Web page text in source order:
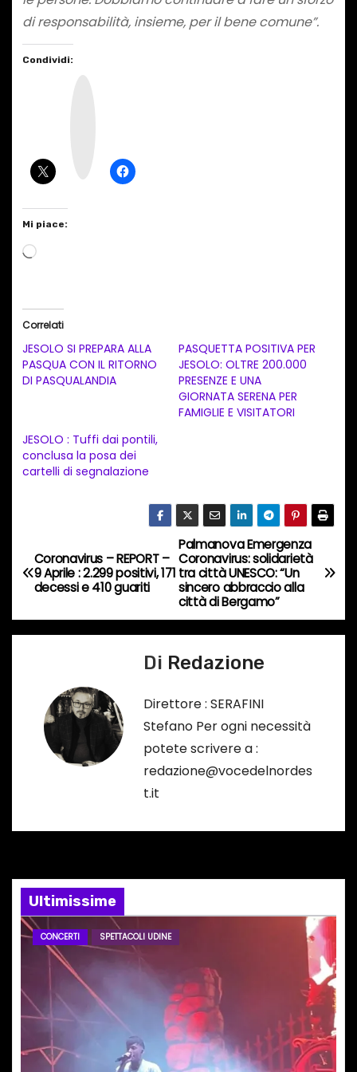
di responsabilità, insieme, per il bene comune”.
Condividi:
Mi piace:
C
a
m
t
o
o
r
Correlati
JESOLO SI PREPARA ALLA
PASQUA CON IL RITORNO
DI PASQUALANDIA
PASQUETTA POSITIVA PER
JESOLO: OLTRE 200.000
PRESENZE E UNA
GIORNATA SERENA PER
FAMIGLIE E VISITATORI
JESOLO : Tuffi dai pontili,
conclusa la posa dei
cartelli di segnalazione
N
a
v
e
a
t
i
c
Palmanova Emergenza
Coronavirus: solidarietà
tra città UNESCO: “Un
sincero abbraccio alla
città di Bergamo”
Coronavirus – REPORT –
9 Aprile : 2.299 positivi, 171
decessi e 410 guariti
Di Redazione
Direttore : SERAFINI
Stefano Per ogni necessità
potete scrivere a :
redazione@vocedelnordes
t.it
Ultimissime
CONCERTI SPETTACOLI UDINE